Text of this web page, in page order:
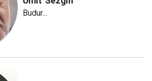
Budur...